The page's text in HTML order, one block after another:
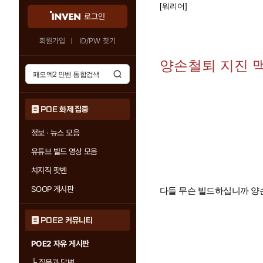
로그인
회원가입 ID/PW 찾기
POE 화제 집중
정보 · 뉴스 모음
유튜브 빌드 영상 모음
치지직 팟벤
SOOP 게시판
POE2 커뮤니티
POE2 자유 게시판
[워리어]
양손철퇴 지진
다들 무슨 빌드하십니까 양